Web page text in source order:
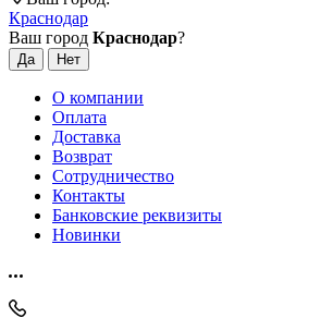
Краснодар
Ваш город Краснодар?
О компании
Оплата
Доставка
Возврат
Сотрудничество
Контакты
Банковские реквизиты
Новинки